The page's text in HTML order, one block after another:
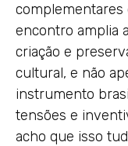
complementares
encontro amplia
criação e
cultural, e não
instrumento
tensões e
acho que isso